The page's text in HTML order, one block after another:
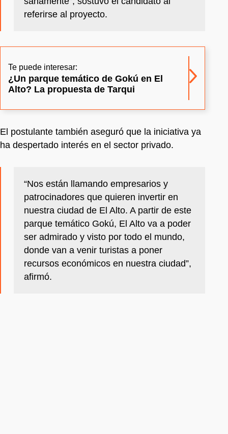
referirse al proyecto.
Te puede interesar:
¿Un parque temático de Gokú en El
Alto? La propuesta de Tarqui
El postulante también aseguró que la iniciativa ya
ha despertado interés en el sector privado.
“Nos están llamando empresarios y
patrocinadores que quieren invertir en
nuestra ciudad de El Alto. A partir de este
parque temático Gokú, El Alto va a poder
ser admirado y visto por todo el mundo,
donde van a venir turistas a poner
recursos económicos en nuestra ciudad”,
afirmó.